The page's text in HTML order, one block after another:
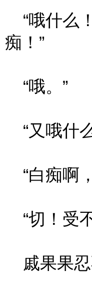
“哦什么
痴！”
“哦。”
“又哦什
“白痴啊
“切！受
戚果果忍